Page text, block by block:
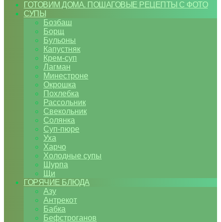
ГОТОВИМ ДОМА. ПОШАГОВЫЕ РЕЦЕПТЫ С ФОТО
СУПЫ
Бозбаш
Борщ
Бульоны
Капустняк
Крем-суп
Лагман
Минестроне
Окрошка
Похлебка
Рассольник
Свекольник
Солянка
Суп-пюре
Уха
Харчо
Холодные супы
Шурпа
Щи
ГОРЯЧИЕ БЛЮДА
Азу
Антрекот
Бабка
Бефстроганов